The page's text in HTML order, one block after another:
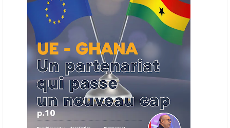
2027, à un bulletin africain des appels d’offres dans le secteur de
l’énergie.
06/06/26 AFRICA FINANCE CORPORATION
Cette semaine, Africa Finance Corporation (AFC) a annoncé avoir
bouclé un prêt syndiqué de 2 milliards de dollars, la plus importante
levée de son histoire. Initialement calibrée à 1,6 milliard, l'opération a
été relevée de 400 millions face à l'afflux des souscriptions de
banques internationales. Plus du tiers des fonds proviennent
d'institutions financières asiatiques, à parts égales avec l'Europe.
L'Asie-Pacifique et l'Europe pèsent chacune 35 % du tour de table,
devant le Moyen-Orient (25 %) et l'Afrique (5 %), selon le communiqué